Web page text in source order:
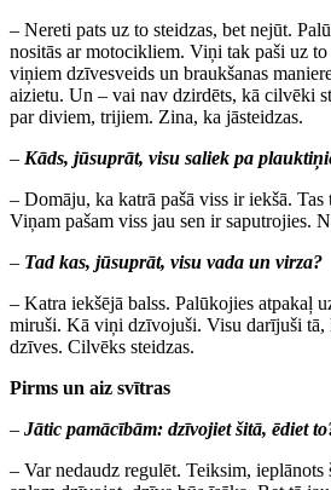
– Nereti pats uz to steidzas, bet nejūt.
nositās ar motocikliem. Viņi tak paši uz
viņiem dzīvesveids un braukšanas
aizietu. Un – vai nav dzirdēts, kā cilvēki
par diviem, trijiem. Zina, ka jāsteidzas.
– Kāds, jūsuprāt, visu saliek pa
– Domāju, ka katrā pašā viss ir iekšā. Tas
Viņam pašam viss jau sen ir saputrojies.
– Tad kas, jūsuprāt, visu vada un virza?
– Katra iekšējā balss. Palūkojies atpakaļ
miruši. Kā viņi dzīvojuši. Visu darījuši tā,
dzīves. Cilvēks steidzas.
Pirms un aiz svītras
– Jātic pamācībām: dzīvojiet šitā, ēdiet
– Var nedaudz regulēt. Teiksim, ieplānots